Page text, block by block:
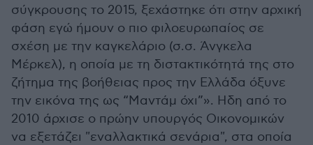
σύγκρουσης το 2015, ξεχάστηκε ότι στην αρχική
φάση εγώ ήμουν ο πιο φιλοευρωπαίος σε
σχέση με την καγκελάριο (σ.σ. Άνγκελα
Μέρκελ), η οποία με τη διστακτικότητά της στο
ζήτημα της βοήθειας προς την Ελλάδα όξυνε
την εικόνα της ως “Μαντάμ όχι”». Ηδη από το
2010 άρχισε ο πρώην υπουργός Οικονομικών
να εξετάζει "εναλλακτικά σενάρια", στα οποία